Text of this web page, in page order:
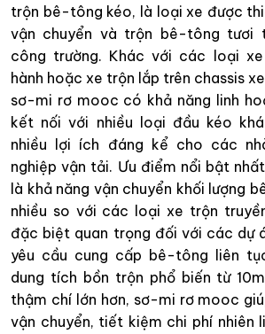
trộn bê-tông kéo, là loại xe được
vận chuyển và trộn bê-tông tươi
công trường. Khác với các loại
hành hoặc xe trộn lắp trên chassis
sơ-mi rơ mooc có khả năng linh
kết nối với nhiều loại đầu kéo
nhiều lợi ích đáng kể cho các
nghiệp vận tải. Ưu điểm nổi bật
là khả năng vận chuyển khối lượng
nhiều so với các loại xe trộn
đặc biệt quan trọng đối với các dự
yêu cầu cung cấp bê-tông liên
dung tích bồn trộn phổ biến từ
thậm chí lớn hơn, sơ-mi rơ mooc
vận chuyển, tiết kiệm chi phí nhiên